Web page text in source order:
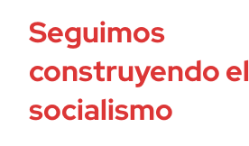
Seguimos
construyendo el
socialismo